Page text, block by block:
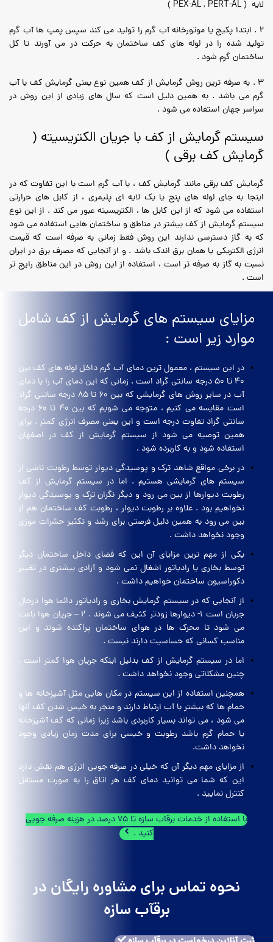
لایه ( PEX-AL , PERT-AL )
2 . ابتدا پکیج یا موتورخانه آب گرم را تولید می کند سپس پمپ ها آب گرم
تولید شده را در لوله های کف ساختمان به حرکت در می آورند تا کل
ساختمان گرم شود .
3 . به صرفه ترین روش گرمایش از کف همین نوع یعنی گرمایش کف با آب
گرم می باشد . به همین دلیل است که سال های زیادی از این روش در
سراسر جهان استفاده می شود .
سيستم گرمايش از كف با جريان الكتريسيته (
گرمایش کف برقی )
گرمایش کف برقی مانند گرمایش کف ، با آب گرم است با این تفاوت که در
اینجا به جای لوله های پنج یا یک لایه ای پلیمری ، از کابل های حرارتی
استفاده می شود که از این کابل ها ، الکتریسیته عبور می کند . از این نوع
سیستم گرمایش از کف بیشتر در مناطق و ساختمان هایی استفاده می شود
که به گاز دسترسی ندارند این روش فقط زمانی به صرفه است که قیمت
انرژی الکتریکی یا همان برق اندک باشد . و از آنجایی که مصرف برق در ایران
نسبت به گاز به صرفه تر است ، استفاده از این روش در این مناطق رایج تر
است .
مزایای سیستم های گرمایش از کف شامل
موارد زیر است :
در این سیستم ، معمول ترین دمای آب گرم داخل لوله های کف بین
40 تا 50 درجه سانتی گراد است . زمانی که این دمای آب را با دمای
آب در سایر روش های گرمایشی که بین 60 تا 85 درجه سانتی گراد
است مقایسه می کنیم ، متوجه می شویم که بین 40 تا 60 درجه
سانتی گراد تفاوت درجه است و این یعنی مصرف انرژی کمتر . برای
همین توصیه می شود از سیستم گرمایش از کف در اصفهان
استفاده شود و به کاربرده شود .
در برخی مواقع شاهد ترک و پوسیدگی دیوار توسط رطوبت ناشی از
سیستم های گرمایشی هستیم . اما در سیستم گرمایش از کف
رطوبت دیوارها از بین می رود و دیگر نگران ترک و پوسیدگی دیوار
نخواهیم بود . علاوه بر رطوبت دیوار ، رطوبت کف ساختمان هم از
بین می رود به همین دلیل فرصتی برای رشد و تکثیر حشرات موزی
وجود نخواهد داشت .
یکی از مهم ترین مزایای آن این که فضای داخل ساختمان دیگر
توسط بخاری یا رادیاتور اشغال نمی شود و آزادی بیشتری در تغییر
دکوراسیون ساختمان خواهیم داشت .
از آنجایی که در سیستم گرمایش بخاری و رادیاتور دائما هوا درحال
جریان است 1- دیوارها زودتر کثیف می شوند . 2 – جریان هوا باعث
می شود تا محرک ها در هوای ساختمان پراکنده شوند و این
مناسب کسانی که حساسیت دارند نیست .
اما در سیستم گرمایش از کف بدلیل اینکه جریان هوا کمتر است ،
چنین مشکلاتی وجود نخواهد داشت .
همچنین استفاده از این سیستم در مکان هایی مثل آشپزخانه ها و
حمام ها که بیشتر با آب ارتباط دارند و منجر به خیس شدن کف آنها
می شود ، می تواند بسیار کاربردی باشد زیرا زمانی که کف آشپزخانه
یا حمام گرم باشد رطوبت و خیسی برای مدت زمان زیادی وجود
نخواهد داشت.
از مزایای مهم دیگر آن که خیلی در صرفه جویی انرژی هم نقش دارد
این که شما می توانید دمای کف هر اتاق را به صورت مستقل
کنترل نمایید .
با استفاده از خدمات برقآب سازه تا 75 درصد در هزینه صرفه جویی
کنید .
نحوه تماس برای مشاوره رایگان در
برقآب سازه